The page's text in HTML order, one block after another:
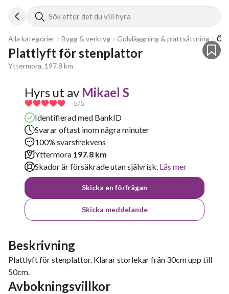
Sök efter det du vill hyra
Alla kategorier Bygg & verktyg Golvläggning & plattsättning
Plattlyft för stenplattor
Yttermora, 197.8 km
Hyrs ut av Mikael S
5/5
Identifierad med BankID
Svarar oftast inom några minuter
100% svarsfrekvens
Yttermora 197.8 km
Skador är försäkrade utan självrisk. Läs mer
Skicka en förfrågan
Skicka meddelande
Beskrivning
Plattlyft för stenplattor. Klarar storlekar från 30cm upp till
50cm.
Avbokningsvillkor